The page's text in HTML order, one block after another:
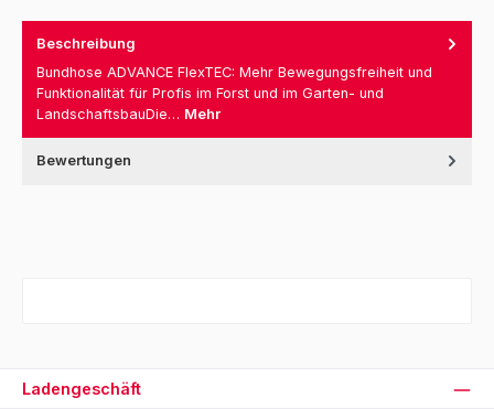
Beschreibung
Bundhose ADVANCE FlexTEC: Mehr Bewegungsfreiheit und
Funktionalität für Profis im Forst und im Garten- und
LandschaftsbauDie… Mehr
Bewertungen
Ladengeschäft